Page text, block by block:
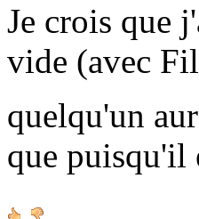
Je crois que
vide (avec
quelqu'un
que puisqu'il